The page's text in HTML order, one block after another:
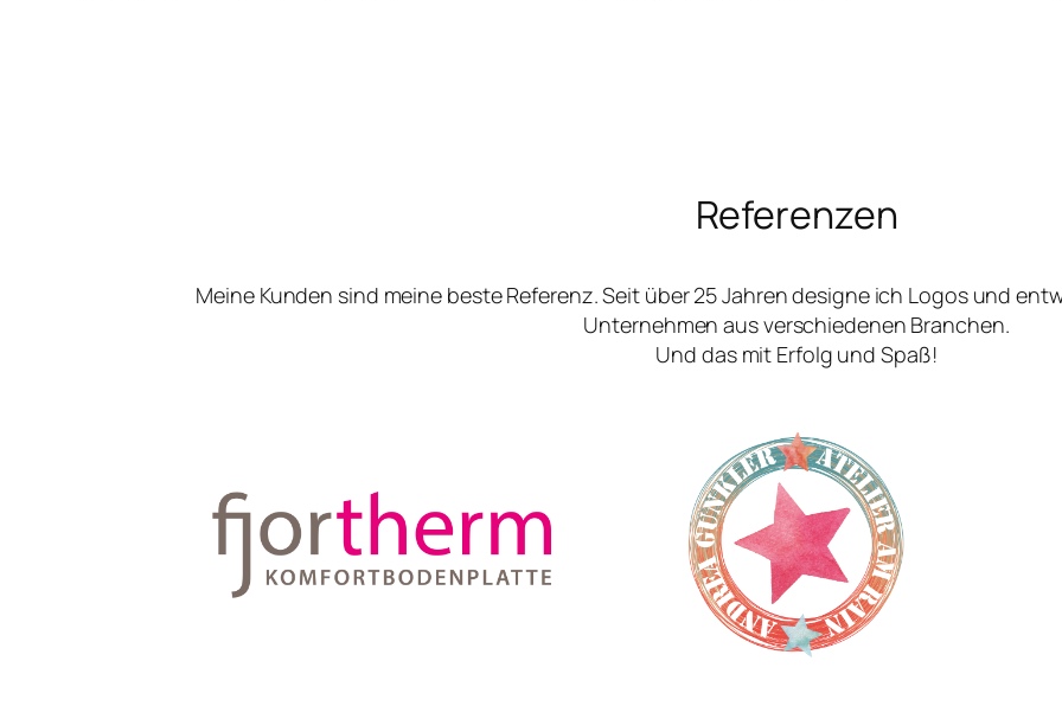
Referenzen
Meine Kunden sind meine beste Referenz. Seit über 25 Jahren designe ich Logos und
Unternehmen aus verschiedenen Branchen.
Und das mit Erfolg und Spaß!